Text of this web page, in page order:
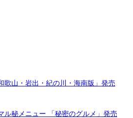
歌山・岩出・紀の川・海南版」発売
ル秘メニュー 「秘密のグルメ」発売